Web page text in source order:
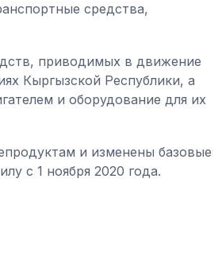
средства,
приводимых в движение
Кыргызской Республики, а
и оборудование для их
и изменены базовые
с 1 ноября 2020 года.